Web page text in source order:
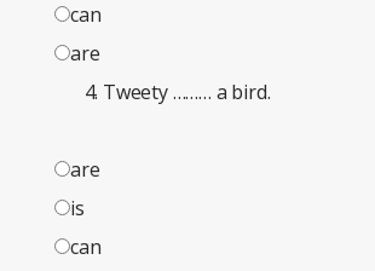
can
are
Tweety ……… a bird.
are
is
can